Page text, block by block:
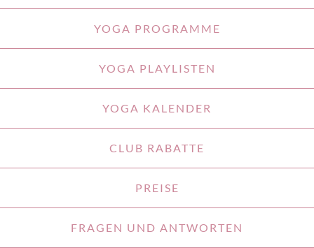
YOGA PROGRAMME
YOGA PLAYLISTEN
YOGA KALENDER
CLUB RABATTE
PREISE
FRAGEN UND ANTWORTEN